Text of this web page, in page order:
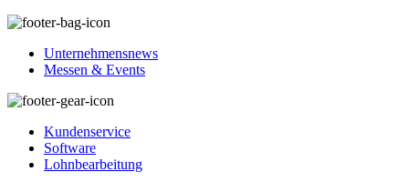
Unternehmensnews
Messen & Events
Kundenservice
Software
Lohnbearbeitung